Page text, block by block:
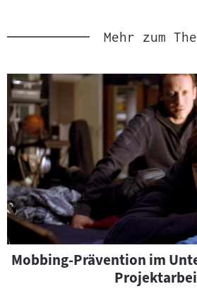
l
Mehr zum
Mobbing-Prävention im